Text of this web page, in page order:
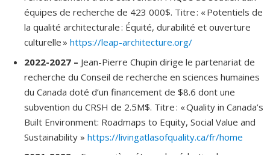
équipes de recherche de 423 000$. Titre : « Potentiels de
la qualité architecturale : Équité, durabilité et ouverture
culturelle » https://leap-architecture.org/
2022-2027 – Jean-Pierre Chupin dirige le partenariat de
recherche du Conseil de recherche en sciences humaines
du Canada doté d’un financement de $8.6 dont une
subvention du CRSH de 2.5M$. Titre : « Quality in Canada’s
Built Environment: Roadmaps to Equity, Social Value and
Sustainability » https://livingatlasofquality.ca/fr/home